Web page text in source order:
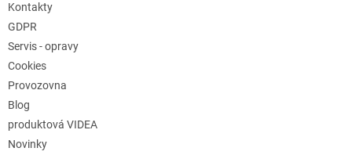
Kontakty
GDPR
Servis - opravy
Cookies
Provozovna
Blog
produktová VIDEA
Novinky